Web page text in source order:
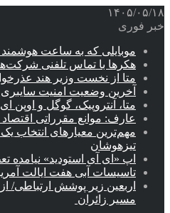
۱۴۰۵/۰۵/۱۸
خبر فوری
موبایلی که به ساعت
هکرها با تماس تلفنی
متا از نخست وزیر هند
آخرین وضعیت امنیت
متا، آنتروپیک، گوگل و اوپن
عارف: موانع مقرراتی
مهم‌ترین معیارهای انتخاب
تیزهوشان
اپ «ای آی استودید» نیامده
تاسیسات آبی هفت ایالت
اربعین زیر پوشش ارتباطی/ از
مسیر زائران